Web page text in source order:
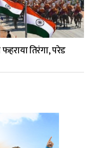
फहराया तिरंगा, परेड